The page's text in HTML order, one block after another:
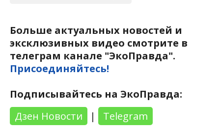
Больше актуальных новостей и
эксклюзивных видео смотрите в
телеграм канале "ЭкоПравда".
Присоединяйтесь!
Подписывайтесь на ЭкоПравда:
Дзен Новости
| Telegram